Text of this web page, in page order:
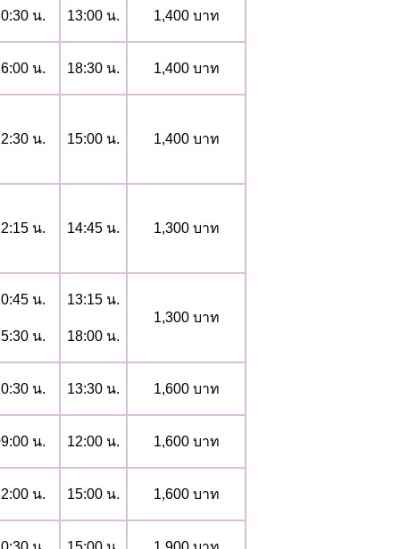
น. 13:00 น. 1,400 บาท
น. 18:30 น. 1,400 บาท
น. 15:00 น. 1,400 บาท
น. 14:45 น. 1,300 บาท
น.
น.
13:15 น.
18:00 น.
1,300 บาท
น. 13:30 น. 1,600 บาท
น. 12:00 น. 1,600 บาท
น. 15:00 น. 1,600 บาท